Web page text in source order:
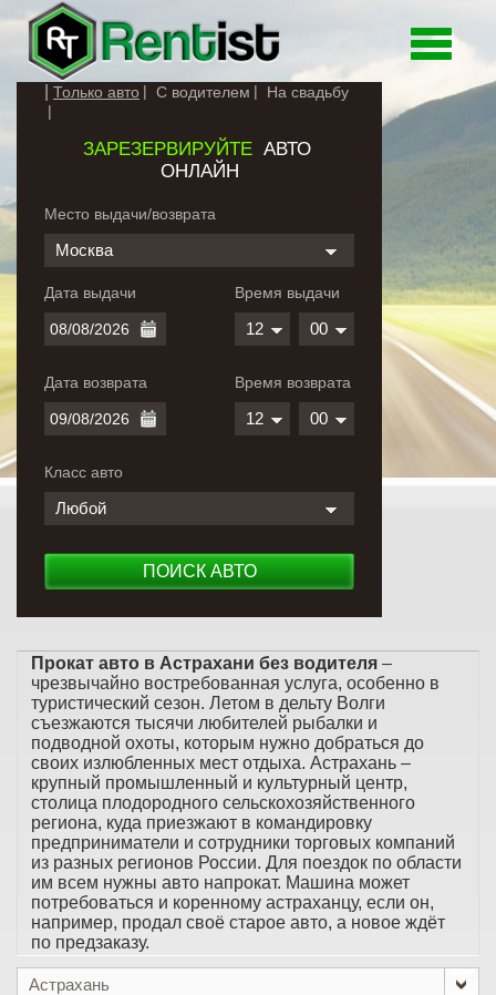
Toggle
Только авто С водителем На свадьбу
ЗАРЕЗЕРВИРУЙТЕАВТО
ОНЛАЙН
Место выдачи/возврата
Москва
Дата выдачи
Дата возврата
Время выдачи
12 00
Время возврата
12 00
Класс авто
Любой
ПОИСК АВТО
Прокат авто в Астрахани без водителя –
чрезвычайно востребованная услуга, особенно в
туристический сезон. Летом в дельту Волги
съезжаются тысячи любителей рыбалки и
подводной охоты, которым нужно добраться до
своих излюбленных мест отдыха. Астрахань –
крупный промышленный и культурный центр,
столица плодородного сельскохозяйственного
региона, куда приезжают в командировку
предприниматели и сотрудники торговых компаний
из разных регионов России. Для поездок по области
им всем нужны авто напрокат. Машина может
потребоваться и коренному астраханцу, если он,
например, продал своё старое авто, а новое ждёт
по предзаказу.
Астрахань